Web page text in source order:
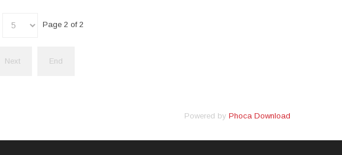
Page 2 of 2
Next End
Powered by Phoca Download